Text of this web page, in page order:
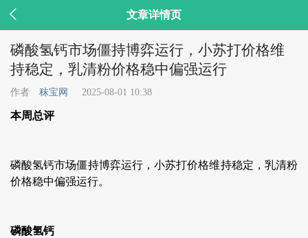
 文章详情页
磷酸氢钙市场僵持博弈运行，小苏打价格维
持稳定，乳清粉价格稳中偏强运行
作者 秣宝网 2025-08-01 10:38
本周总评
磷酸氢钙市场僵持博弈运行，小苏打价格维持稳定，乳清粉
价格稳中偏强运行。
磷酸氢钙